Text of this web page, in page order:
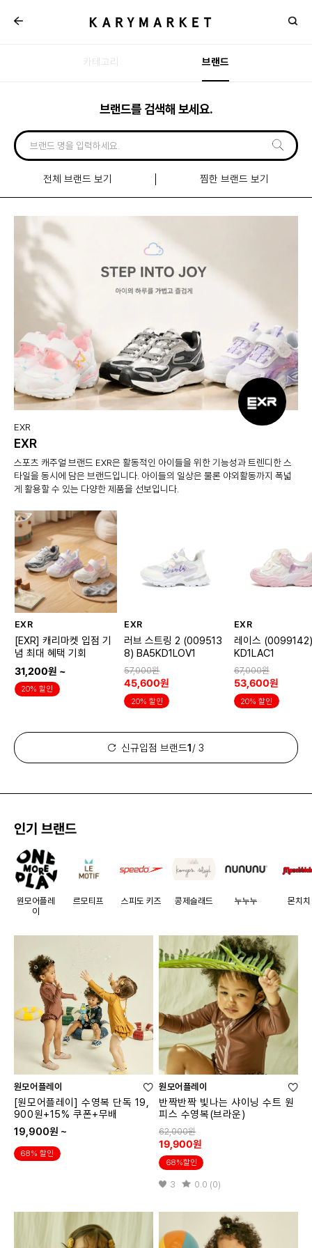
카테고리 브랜드
브랜드를 검색해 보세요.
전체 브랜드 보기 찜한 브랜드 보기
입점
브랜드
EXR
EXR
스포츠 캐주얼 브랜드 EXR은 활동적인 아이들을 위한 기능성과 트렌디한 스
타일을 동시에 담은 브랜드입니다. 아이들의 일상은 물론 야외활동까지 폭넓
게 활용할 수 있는 다양한 제품을 선보입니다.
EXR
[EXR] 캐리마켓 입점 기
념 최대 혜택 기회
31,200원 ~
20% 할인
EXR
러브 스트링 2 (009513
8) BA5KD1LOV1
57,000원
45,600원
20% 할인
EXR
레이스
KD1LAC1
67,000원
53,600원
20% 할인
신규입점 브랜드1/ 3
인기 브랜드
원모어플레
이
르모티프 스피도 키즈 콩제슬래드 누누누 몬치치
원모어플레이
[원모어플레이] 수영복 단독 19,
900원+15% 쿠폰+무배
19,900원 ~
68% 할인
원모어플레이
반짝반짝 빛나는 샤이닝 수트 원
피스 수영복(브라운)
62,000원
19,900원
68%할인
3 0.0 (0)